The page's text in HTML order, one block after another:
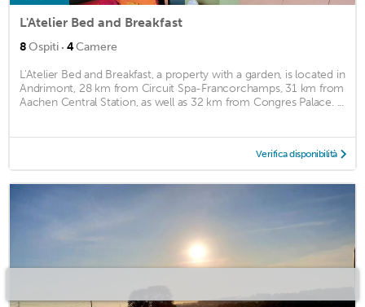
L'Atelier Bed and Breakfast
8Ospiti · 4Camere
L'Atelier Bed and Breakfast, a property with a garden, is located in
Andrimont, 28 km from Circuit Spa-Francorchamps, 31 km from
Aachen Central Station, as well as 32 km from Congres Palace. ...
Verifica disponibilità